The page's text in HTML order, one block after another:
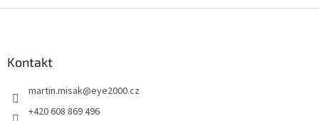
Kontakt
martin.misak@eye2000.cz
+420 608 869 496